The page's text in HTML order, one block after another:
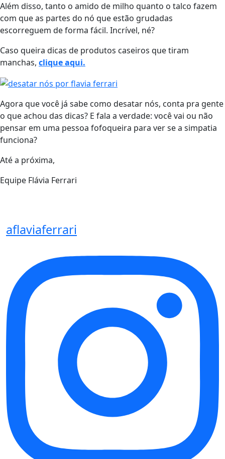
Além disso, tanto o amido de milho quanto o talco fazem
com que as partes do nó que estão grudadas
escorreguem de forma fácil. Incrível, né?
Caso queira dicas de produtos caseiros que tiram
manchas, clique aqui.
Agora que você já sabe como desatar nós, conta pra gente
o que achou das dicas? E fala a verdade: você vai ou não
pensar em uma pessoa fofoqueira para ver se a simpatia
funciona?
Até a próxima,
Equipe Flávia Ferrari
aflaviaferrari